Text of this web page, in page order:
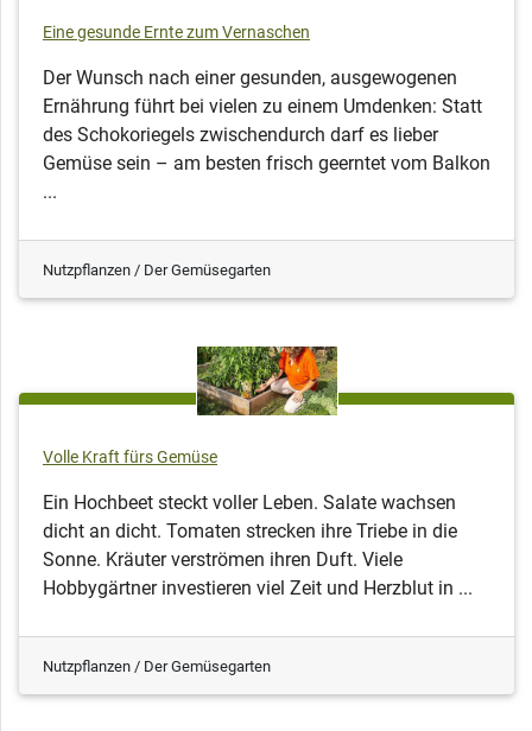
Eine gesunde Ernte zum Vernaschen
Der Wunsch nach einer gesunden, ausgewogenen
Ernährung führt bei vielen zu einem Umdenken: Statt
des Schokoriegels zwischendurch darf es lieber
Gemüse sein – am besten frisch geerntet vom Balkon
...
Nutzpflanzen / Der Gemüsegarten
Volle Kraft fürs Gemüse
Ein Hochbeet steckt voller Leben. Salate wachsen
dicht an dicht. Tomaten strecken ihre Triebe in die
Sonne. Kräuter verströmen ihren Duft. Viele
Hobbygärtner investieren viel Zeit und Herzblut in ...
Nutzpflanzen / Der Gemüsegarten